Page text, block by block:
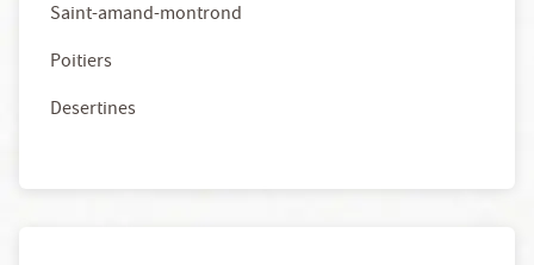
Saint-amand-montrond
Poitiers
Desertines